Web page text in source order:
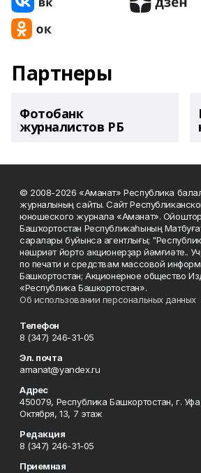
Партнеры
Фотобанк
журналистов РБ
© 2008-2026 «Аманат» Республика
журналының сайты. Сайт
юношеского журнала «Аманат».
Башҡортостан Республикаһының
саралары буйынса агентлығы;
нәшриәт йорто акционерҙар йәмғиәте..
по печати и средствам массовой
Башкортостан; Акционерное общество
«Республика Башкортостан».
Об использовании персональных данных
Телефон
8 (347) 246-31-05
Эл. почта
amanat@yandex.ru
Адрес
450079, Республика Башкортостан, г.
Октября, 13, 7 этаж
Редакция
8 (347) 246-31-05
Приемная